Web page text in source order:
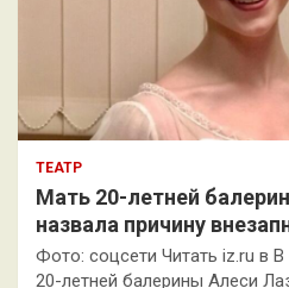
ТЕАТР
Мать 20-летней
назвала причину
Фото: соцсети Читать iz.ru в В
20-летней балерины Алеси